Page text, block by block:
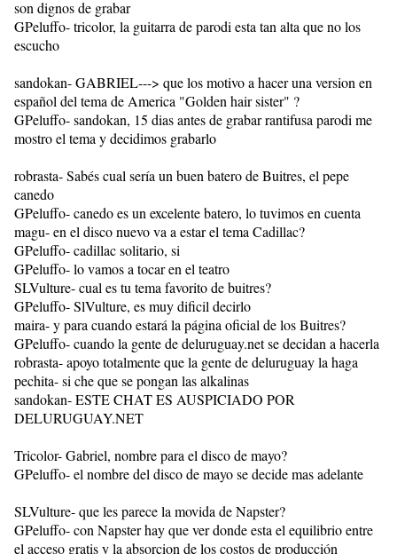
son dignos de grabar
GPeluffo- tricolor, la guitarra de parodi esta tan alta que no los
escucho
sandokan- GABRIEL---> que los motivo a hacer una version en
español del tema de America "Golden hair sister" ?
GPeluffo- sandokan, 15 dias antes de grabar rantifusa parodi me
mostro el tema y decidimos grabarlo
robrasta- Sabés cual sería un buen batero de Buitres, el pepe
canedo
GPeluffo- canedo es un excelente batero, lo tuvimos en cuenta
magu- en el disco nuevo va a estar el tema Cadillac?
GPeluffo- cadillac solitario, si
GPeluffo- lo vamos a tocar en el teatro
SLVulture- cual es tu tema favorito de buitres?
GPeluffo- SlVulture, es muy dificil decirlo
maira- y para cuando estará la página oficial de los Buitres?
GPeluffo- cuando la gente de deluruguay.net se decidan a hacerla
robrasta- apoyo totalmente que la gente de deluruguay la haga
pechita- si che que se pongan las alkalinas
sandokan- ESTE CHAT ES AUSPICIADO POR
DELURUGUAY.NET
Tricolor- Gabriel, nombre para el disco de mayo?
GPeluffo- el nombre del disco de mayo se decide mas adelante
SLVulture- que les parece la movida de Napster?
GPeluffo- con Napster hay que ver donde esta el equilibrio entre
el acceso gratis y la absorcion de los costos de producción